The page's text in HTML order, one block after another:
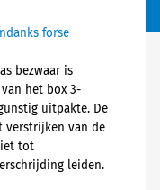
forse
bezwaar is
het box 3-
uitpakte. De
verstrijken van de
tot
leiden.